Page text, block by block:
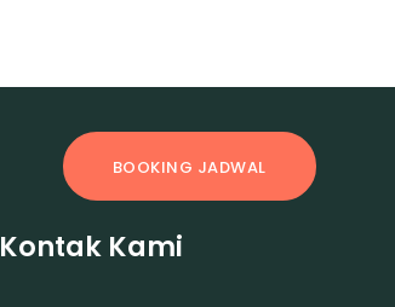
BOOKING JADWAL
Kontak Kami